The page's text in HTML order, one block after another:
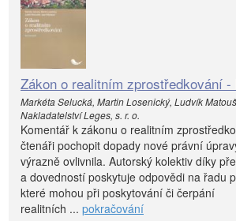
Zákon o realitním zprostředkování -
Markéta Selucká, Martin Losenický, Ludvík
Nakladatelství Leges, s. r. o.
Komentář k zákonu o realitním
čtenáři pochopit dopady nové právní
výrazně ovlivnila. Autorský kolektiv díky
a dovedností poskytuje odpovědi na řadu
které mohou při poskytování či čerpání
realitních ... pokračování